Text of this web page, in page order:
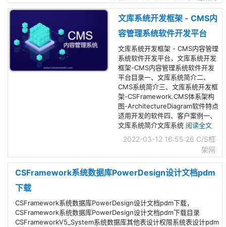
文库系统开发框架 - CMS内
容管理系统软件开发平台
文库系统开发框架 - CMS内容管理
系统软件开发平台，文库系统开发
框架-CMS内容管理系统软件开发
平台目录一、文库系统简介二、
CMS系统简介三、文库系统开发框
架-CSFramework.CMS体系架构
图-ArchitectureDiagram软件特点
适用开发的软件四、客户案例一、
文库系统简介文库系统 阅读全文
2022-03-12 16:55:26 C/S框
架网
CSFramework系统数据库PowerDesign设计文档pdm
下载
CSFramework系统数据库PowerDesign设计文档pdm下载，
CSFramework系统数据库PowerDesign设计文档pdm下载目录
CSFrameworkV5_System系统数据库其他表设计权限系统表设计pdm